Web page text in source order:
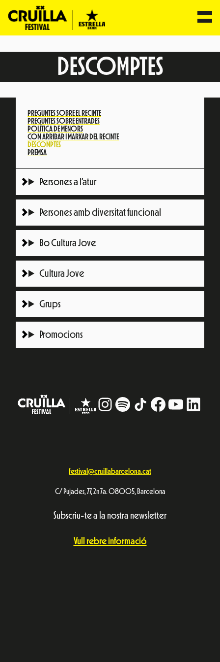
DESCOMPTES
PREGUNTES SOBRE EL RECINTE
PREGUNTES SOBRE ENTRADES
POLÍTICA DE MENORS
COM ARRIBAR I MARXAR DEL RECINTE
DESCOMPTES
PREMSA
Persones a l’atur
Persones amb diversitat funcional
Bo Cultura Jove
Cultura Jove
Grups
Promocions
Instagram
# TikTokFacebook
festival@cruillabarcelona.cat
C/ Pujades, 77, 2n 7a. 08005, Barcelona
Subscriu-te a la nostra newsletter
Vull rebre informació